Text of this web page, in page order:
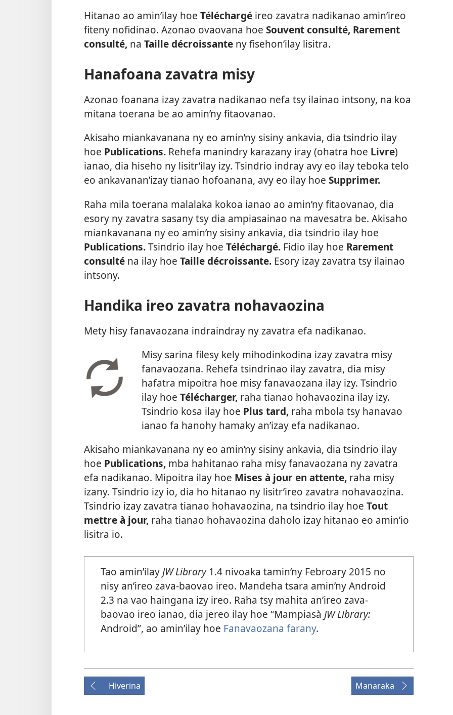
Hitanao ao amin’ilay hoe Téléchargé ireo zavatra nadikanao amin’ireo
fiteny nofidinao. Azonao ovaovana hoe Souvent consulté, Rarement
consulté, na Taille décroissante ny fisehon’ilay lisitra.
Hanafoana zavatra misy
Azonao foanana izay zavatra nadikanao nefa tsy ilainao intsony, na koa
mitana toerana be ao amin’ny fitaovanao.
Akisaho miankavanana ny eo amin’ny sisiny ankavia, dia tsindrio ilay
hoe Publications. Rehefa manindry karazany iray (ohatra hoe Livre)
ianao, dia hiseho ny lisitr’ilay izy. Tsindrio indray avy eo ilay teboka telo
eo ankavanan’izay tianao hofoanana, avy eo ilay hoe Supprimer.
Raha mila toerana malalaka kokoa ianao ao amin’ny fitaovanao, dia
esory ny zavatra sasany tsy dia ampiasainao na mavesatra be. Akisaho
miankavanana ny eo amin’ny sisiny ankavia, dia tsindrio ilay hoe
Publications.Tsindrio ilay hoe Téléchargé. Fidio ilay hoe Rarement
consulté na ilay hoe Taille décroissante. Esory izay zavatra tsy ilainao
intsony.
Handika ireo zavatra nohavaozina
Mety hisy fanavaozana indraindray ny zavatra efa nadikanao.
Misy sarina filesy kely mihodinkodina izay zavatra misy
fanavaozana. Rehefa tsindrinao ilay zavatra, dia misy
hafatra mipoitra hoe misy fanavaozana ilay izy. Tsindrio
ilay hoe Télécharger,raha tianao hohavaozina ilay izy.
Tsindrio kosa ilay hoe Plus tard,raha mbola tsy hanavao
ianao fa hanohy hamaky an’izay efa nadikanao.
Akisaho miankavanana ny eo amin’ny sisiny ankavia, dia tsindrio ilay
hoe Publications, mba hahitanao raha misy fanavaozana ny zavatra
efa nadikanao. Mipoitra ilay hoe Mises à jour en attente, raha misy
izany. Tsindrio izy io, dia ho hitanao ny lisitr’ireo zavatra nohavaozina.
Tsindrio izay zavatra tianao hohavaozina, na tsindrio ilay hoe Tout
mettre à jour, raha tianao hohavaozina daholo izay hitanao eo amin’io
lisitra io.
Tao amin’ilay JW Library1.4 nivoaka tamin’ny Febroary 2015 no
nisy an’ireo zava-baovao ireo. Mandeha tsara amin’ny Android
2.3 na vao haingana izy ireo. Raha tsy mahita an’ireo zava-
baovao ireo ianao, dia jereo ilay hoe “Mampiasà JW Library:
Android”, ao amin’ilay hoe Fanavaozana farany.
Hiverina Manaraka